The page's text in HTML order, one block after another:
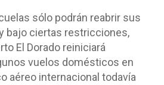
sólo podrán reabrir sus
bajo ciertas restricciones,
El Dorado reiniciará
vuelos domésticos en
aéreo internacional todavía